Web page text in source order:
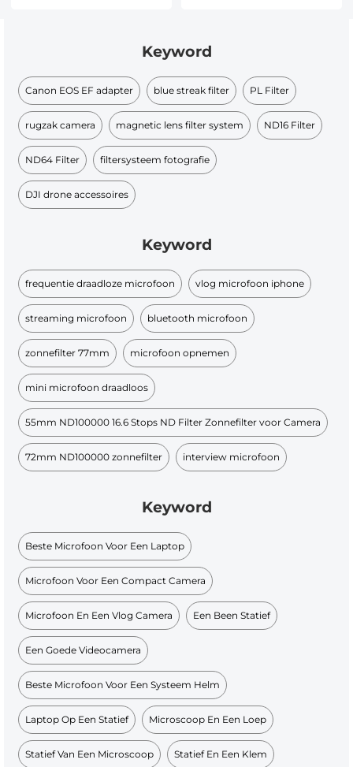
Keyword
Canon EOS EF adapter blue streak filter PL Filter
rugzak camera magnetic lens filter system ND16 Filter
ND64 Filter filtersysteem fotografie
DJI drone accessoires
Keyword
frequentie draadloze microfoon vlog microfoon iphone
streaming microfoon bluetooth microfoon
zonnefilter 77mm microfoon opnemen
mini microfoon draadloos
55mm ND100000 16.6 Stops ND Filter Zonnefilter voor Camera
72mm ND100000 zonnefilter interview microfoon
Keyword
Beste Microfoon Voor Een Laptop
Microfoon Voor Een Compact Camera
Microfoon En Een Vlog Camera Een Been Statief
Een Goede Videocamera
Beste Microfoon Voor Een Systeem Helm
Laptop Op Een Statief Microscoop En Een Loep
Statief Van Een Microscoop Statief En Een Klem